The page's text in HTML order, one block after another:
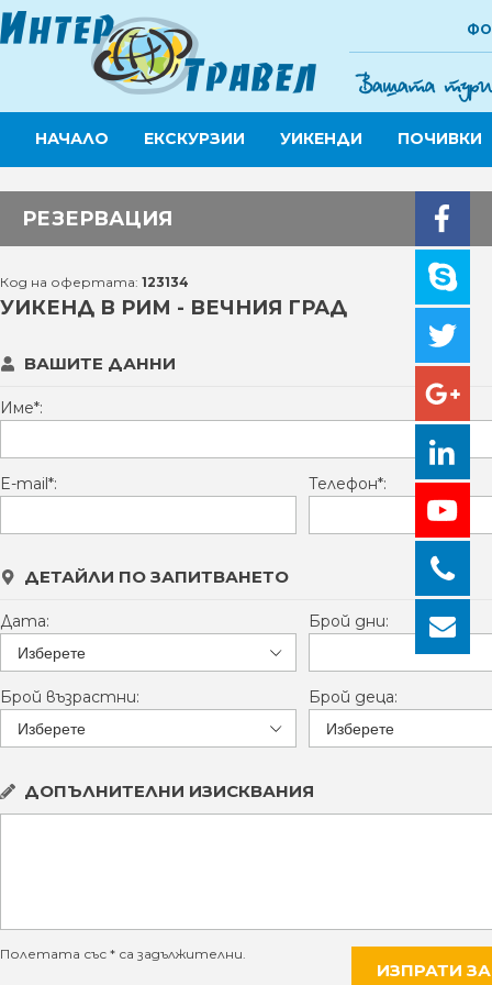
НАЧАЛО ЕКСКУРЗИИ УИКЕНДИ ПОЧИВКИ
РЕЗЕРВАЦИЯ
Код на офертата: 123134
УИКЕНД В РИМ - ВЕЧНИЯ ГРАД
ВАШИТЕ ДАННИ
Име*:
E-mail*: Телефон*:
ДЕТАЙЛИ ПО ЗАПИТВАНЕТО
Дата: Брой дни:
Брой възрастни: Брой деца:
ДОПЪЛНИТЕЛНИ ИЗИСКВАНИЯ
Полетата със * са задължителни.